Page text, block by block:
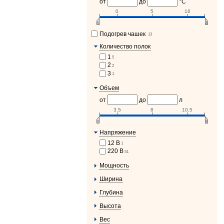
от
до °C
0 5 16
Подогрев чашек 13
Количество полок
1 5
2 2
3 1
Объем
от
до л
3.5 8 10.5
Напряжение
12 В 1
220 В 51
Мощность
Ширина
Глубина
Высота
Вес